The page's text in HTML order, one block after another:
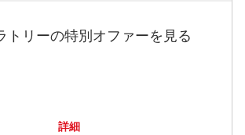
トリーの特別オファーを見る
詳細